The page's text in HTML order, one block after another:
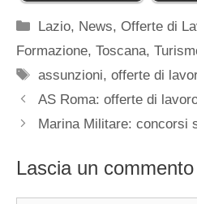
Categorie
Lazio, News,Offerte di
Formazione, Toscana,
Tag
assunzioni,offerte di
AS Roma: offerte di
Marina Militare: concorsi
Lascia un commento